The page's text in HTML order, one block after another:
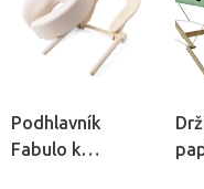
Podhlavník
Fabulo k